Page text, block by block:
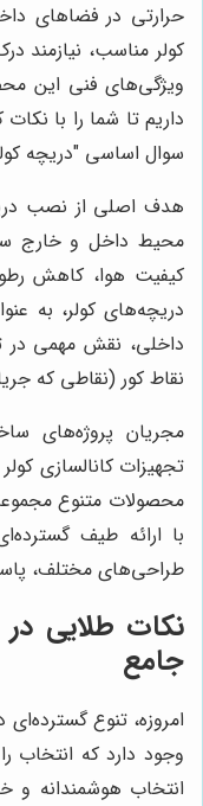
حرارتی در فضاهای
کولر مناسب، نیازمند
ویژگی‌های فنی این
داریم تا شما را با
سوال اساسی "دریچه
هدف اصلی از نصب
محیط داخل و خارج
کیفیت هوا، کاهش
دریچه‌های کولر، به
داخلی، نقش مهمی در
نقاط کور (نقاطی که
مجریان پروژه‌های
تجهیزات کانالسازی
محصولات متنوع
با ارائه طیف
طراحی‌های مختلف،
نکات طلایی در
جامع
امروزه، تنوع
وجود دارد که انتخاب
انتخاب هوشمندانه و